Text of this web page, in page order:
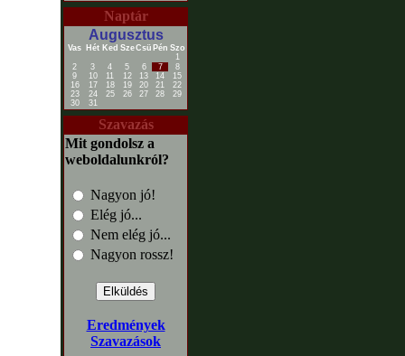
Naptár
Augusztus
Vas Hét Ked SzeCsü Pén Szo
1
2
3 4 5 6 7
8
9
10 11 12 13 14
15
16
17 18 19 20 21
22
23
24 25 26 27 28
29
30
31
Szavazás
Mit gondolsz a
weboldalunkról?
Nagyon jó!
Elég jó...
Nem elég jó...
Nagyon rossz!
Eredmények
Szavazások